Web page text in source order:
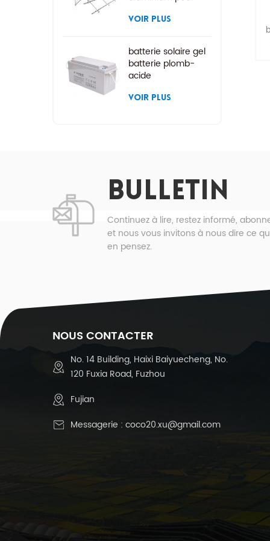
montage au sol
VOIR PLUS
batterie solaire gel
batterie plomb-
acide
VOIR PLUS
BULLETIN
Continuez à lire, restez informé,
et nous vous invitons à nous dire ce
en pensez.
NOUS CONTACTER
No. 14 Building, Haixi Baiyuecheng, No.
120 Fuxia Road, Fuzhou
Fujian
Messagerie : coco20.xu@gmail.com